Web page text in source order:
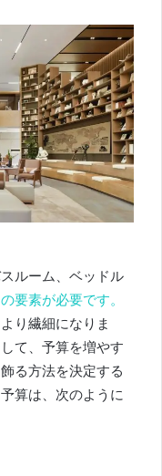
ルーム、ベッドル
要素が必要です。
り繊細になりま
て、予算を増やす
る方法を決定する
算は、次のように